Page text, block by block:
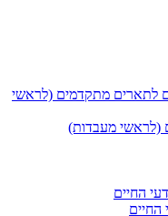
לתארים מתקדמים (לראשי
(לראשי מעבדות)
החיים
החיים